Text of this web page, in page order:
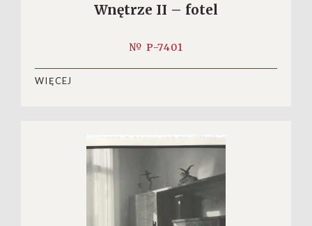
Wnętrze II – fotel
№ P-7401
WIĘCEJ